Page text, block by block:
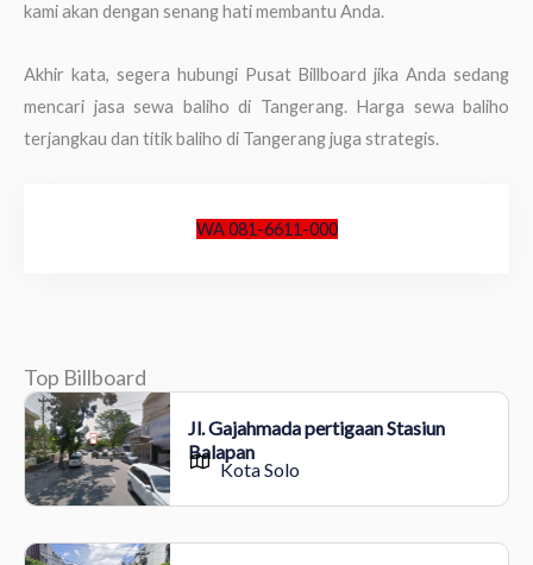
kami akan dengan senang hati membantu Anda.
Akhir kata, segera hubungi Pusat Billboard jika Anda sedang
mencari jasa sewa baliho di Tangerang. Harga sewa baliho
terjangkau dan titik baliho di Tangerang juga strategis.
WA 081-6611-000
Top Billboard
Jl. Gajahmada pertigaan Stasiun
Balapan
Kota Solo